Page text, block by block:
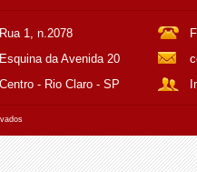
Rua 1, n.2078
Esquina da Avenida 20
Centro - Rio Claro - SP